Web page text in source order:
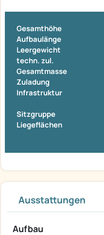
Gesamthöhe
Aufbaulänge
Leergewicht
techn. zul.
Gesamtmasse
Zuladung
Infrastruktur
Sitzgruppe
Liegeflächen
Ausstattungen
Aufbau